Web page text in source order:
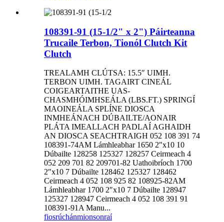
108391-91 (15-1/2" x 2") Páirteanna
Trucaile Terbon, Tionól Clutch Kit
Clutch
TREALAMH CLÚTSA: 15.5″ UIMH.
TERBON UIMH. TAGAIRT CINEÁL
COIGEARTAITHE UAS-
CHASMHÓIMHSEÁLA (LBS.FT.) SPRINGÍ
MAOINEÁLA SPLÍNE DIOSCA
INMHEÁNACH DÚBAILTE/AONAIR
PLÁTA IMEALLACH PADLAÍ AGHAIDH
AN DIOSCA SEACHTRAIGH 052 108 391 74
108391-74AM Lámhleabhar 1650 2″x10 10
Dúbailte 128258 125327 128257 Ceirmeach 4
052 209 701 82 209701-82 Uathoibríoch 1700
2″x10 7 Dúbailte 128462 125327 128462
Ceirmeach 4 052 108 925 82 108925-82AM
Lámhleabhar 1700 2″x10 7 Dúbailte 128947
125327 128947 Ceirmeach 4 052 108 391 91
108391-91A Manu...
fiosrúchánmionsonraí